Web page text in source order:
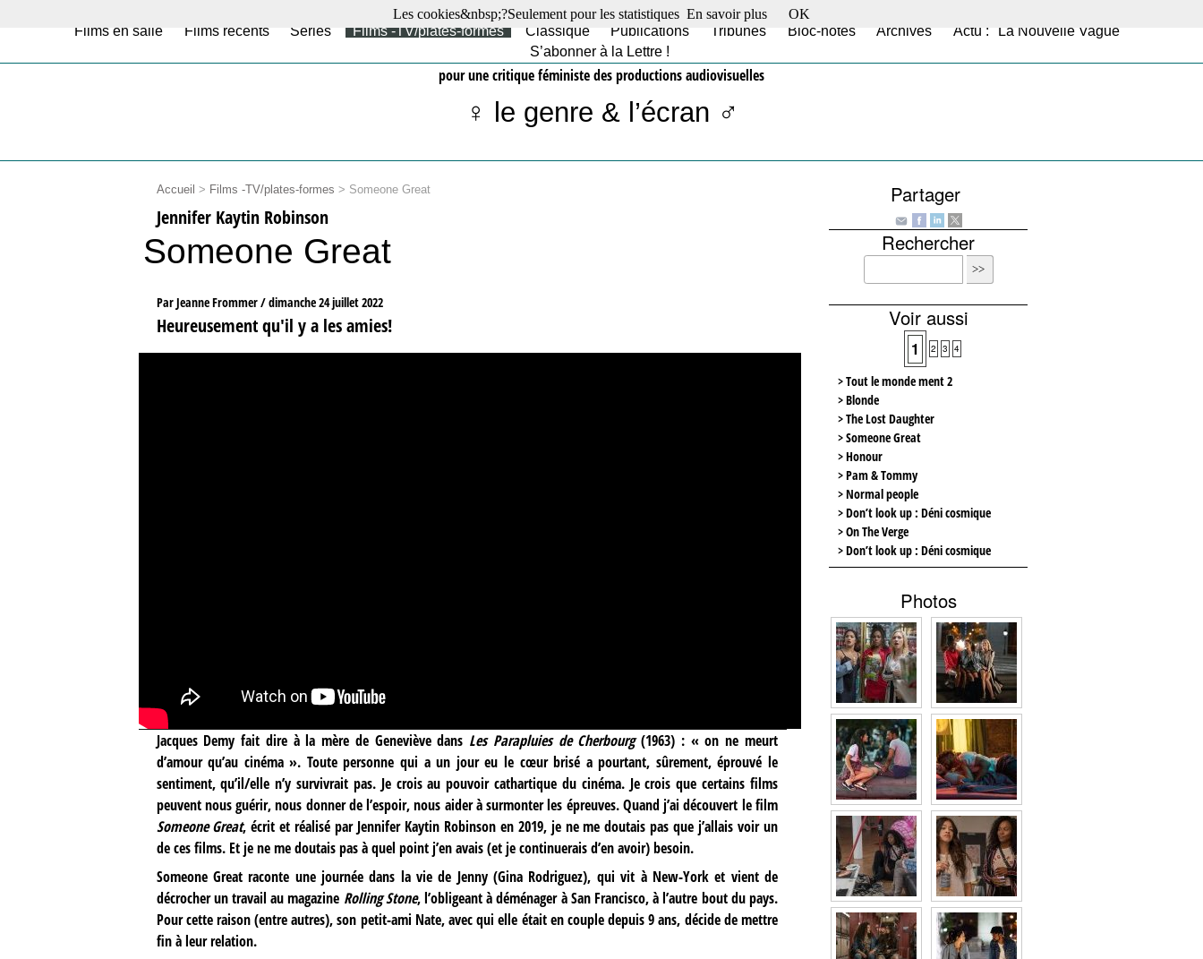
Films en salle Films récents Séries Films -TV/plates-formes Classique Publications Tribunes Bloc-notes Archives
Actu : "La Nouvelle Vague"
S’abonner à la Lettre !
pour une critique féministe des productions audiovisuelles
♀ le genre & l’écran ♂
Accueil > Films -TV/plates-formes > Someone Great
Jennifer Kaytin Robinson
Someone Great
Par Jeanne Frommer /dimanche 24 juillet 2022
Heureusement qu'il y a les amies!
Jacques Demy fait dire à la mère de Geneviève dans Les Parapluies de Cherbourg(1963) : « on ne meurt
d’amour qu’au cinéma ». Toute personne qui a un jour eu le cœur brisé a pourtant, sûrement, éprouvé le
sentiment, qu’il/elle n’y survivrait pas. Je crois au pouvoir cathartique du cinéma. Je crois que certains films
peuvent nous guérir, nous donner de l’espoir, nous aider à surmonter les épreuves. Quand j’ai découvert le film
Someone Great, écrit et réalisé par Jennifer Kaytin Robinson en 2019, je ne me doutais pas que j’allais voir un
de ces films. Et je ne me doutais pas à quel point j’en avais (et je continuerais d’en avoir) besoin.
Someone Great raconte une journée dans la vie de Jenny (Gina Rodriguez), qui vit à New-York et vient de
décrocher un travail au magazine Rolling Stone, l’obligeant à déménager à San Francisco, à l’autre bout du pays.
Pour cette raison (entre autres), son petit-ami Nate, avec qui elle était en couple depuis 9 ans, décide de mettre
fin à leur relation.
Partager
Rechercher
Voir aussi
1 2 3 4
> Tout le monde ment 2
> Blonde
> The Lost Daughter
> Someone Great
> Honour
> Pam & Tommy
> Normal people
> Don’t look up : Déni cosmique
> On The Verge
> Don’t look up : Déni cosmique
Photos
Les cookies&nbsp;?Seulement pour les statistiques En savoir plus OK